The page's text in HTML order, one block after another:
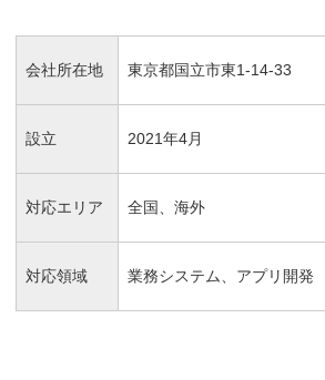
会社所在地 東京都国立市東1-14-33
設立 2021年4月
対応エリア 全国、海外
対応領域 業務システム、アプリ開発